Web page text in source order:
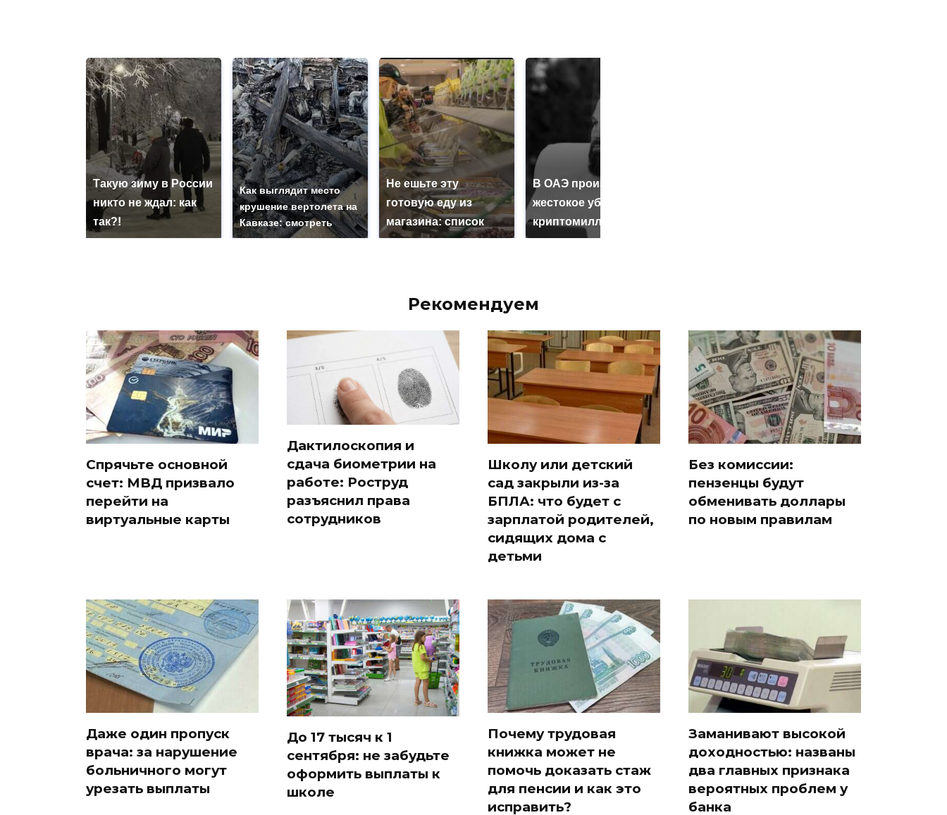
Такую зиму в России
никто не ждал: как
так?!
Как выглядит место
крушение вертолета на
Кавказе: смотреть
Не ешьте эту
готовую еду из
магазина: список
В ОАЭ произошло
жестокое убийство
криптомиллионера
Рекомендуем
Спрячьте основной
счет: МВД призвало
перейти на
виртуальные карты
Дактилоскопия и
сдача биометрии на
работе: Роструд
разъяснил права
сотрудников
Школу или детский
сад закрыли из-за
БПЛА: что будет с
зарплатой родителей,
сидящих дома с
детьми
Без комиссии:
пензенцы будут
обменивать доллары
по новым правилам
Даже один пропуск
врача: за нарушение
больничного могут
урезать выплаты
До 17 тысяч к 1
сентября: не забудьте
оформить выплаты к
школе
Почему трудовая
книжка может не
помочь доказать стаж
для пенсии и как это
исправить?
Заманивают высокой
доходностью: названы
два главных признака
вероятных проблем у
банка